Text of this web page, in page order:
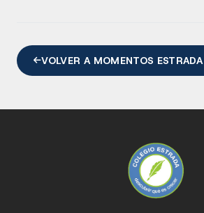
VOLVER A MOMENTOS ESTRADA